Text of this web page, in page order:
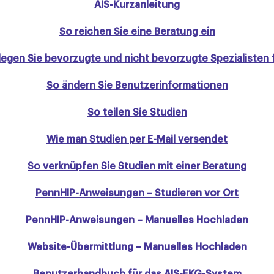
AIS-Kurzanleitung
So reichen Sie eine Beratung ein
Sie bevorzugte und nicht bevorzugte Spezialisten
So ändern Sie Benutzerinformationen
So teilen Sie Studien
Wie man Studien per E-Mail versendet
So verknüpfen Sie Studien mit einer Beratung
PennHIP-Anweisungen – Studieren vor Ort
PennHIP-Anweisungen – Manuelles Hochladen
Website-Übermittlung – Manuelles Hochladen
×